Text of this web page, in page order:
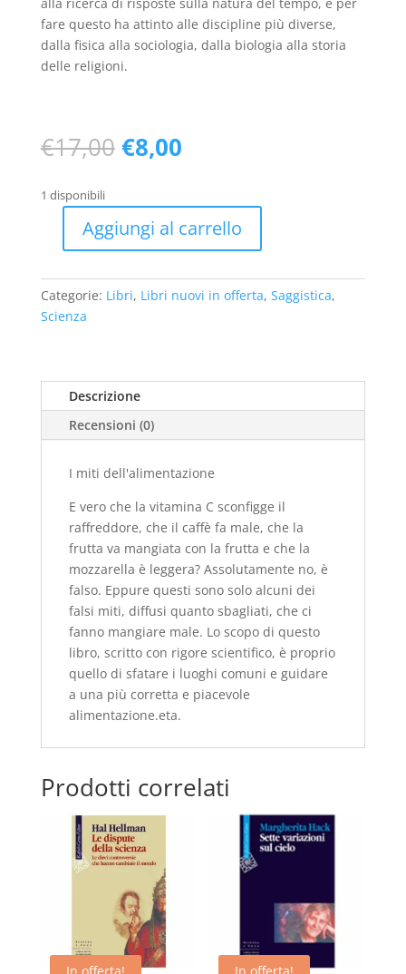
alla ricerca di risposte sulla natura del tempo, e per
fare questo ha attinto alle discipline più diverse,
dalla fisica alla sociologia, dalla biologia alla storia
delle religioni.
€17,00 Il
prezzo
era:
€17,00.
€8,00Il
è:
€8,00.
1 disponibili
dell'alimentazione
(1
ed.
Aggiungi al carrello
Categorie: Libri, Libri nuovi in offerta, Saggistica,
Scienza
Descrizione
Recensioni (0)
I miti dell'alimentazione
E vero che la vitamina C sconfigge il
raffreddore, che il caffè fa male, che la
frutta va mangiata con la frutta e che la
mozzarella è leggera? Assolutamente no, è
falso. Eppure questi sono solo alcuni dei
falsi miti, diffusi quanto sbagliati, che ci
fanno mangiare male. Lo scopo di questo
libro, scritto con rigore scientifico, è proprio
quello di sfatare i luoghi comuni e guidare
a una più corretta e piacevole
alimentazione.eta.
Prodotti correlati